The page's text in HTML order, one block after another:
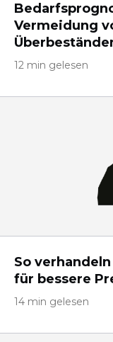
Vermeidung
12 min gelesen
So
für bessere
14 min gelesen